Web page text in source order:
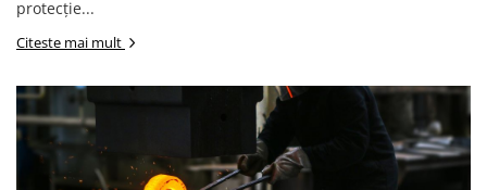
Antifoane externe
Antifoane externe clasice
Antifoane externe cu prindere pe
casca de protecție
Antifoane interne
protecție...
Citeste mai mult